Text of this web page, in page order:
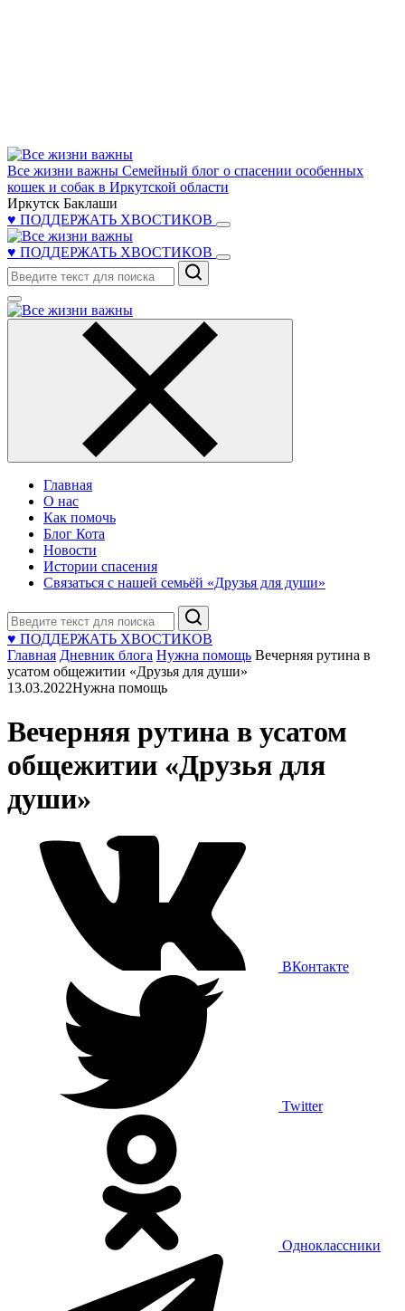
Все жизни важны Семейный блог о спасении особенных
кошек и собак в Иркутской области
Иркутск Баклаши
♥ ПОДДЕРЖАТЬ ХВОСТИКОВ
♥ ПОДДЕРЖАТЬ ХВОСТИКОВ
Поиск
Главная
О нас
Как помочь
Блог Кота
Новости
Истории спасения
Связаться с нашей семьёй «Друзья для души»
Поиск
♥ ПОДДЕРЖАТЬ ХВОСТИКОВ
Главная Дневник блога Нужна помощь Вечерняя рутина в
усатом общежитии «Друзья для души»
13.03.2022Нужна помощь
Вечерняя рутина в усатом
общежитии «Друзья для
души»
ВКонтакте
Twitter
Одноклассники